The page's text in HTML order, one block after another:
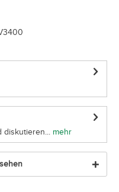
diskutieren... mehr